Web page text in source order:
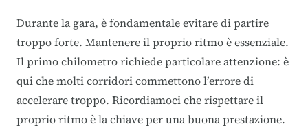
Durante la gara, è fondamentale evitare di partire
troppo forte. Mantenere il proprio ritmo è essenziale.
Il primo chilometro richiede particolare attenzione: è
qui che molti corridori commettono l’errore di
accelerare troppo. Ricordiamoci che rispettare il
proprio ritmo è la chiave per una buona prestazione.